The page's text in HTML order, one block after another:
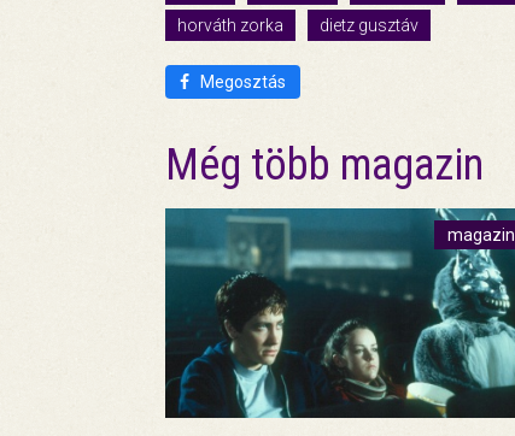
horváth zorka
dietz gusztáv
Megosztás
Még több magazin
magazin